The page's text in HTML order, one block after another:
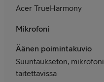
Acer TrueHarmony
Mikrofoni
Äänen poimintakuvio
Suuntaukseton, mikrofoni
taitettavissa